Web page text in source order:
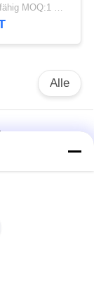
Verhandlungsfähig MOQ:1 Satz
Alle